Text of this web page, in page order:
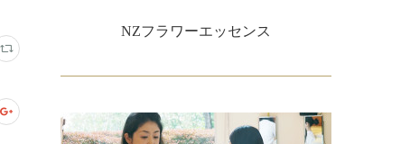
NZフラワーエッセンス